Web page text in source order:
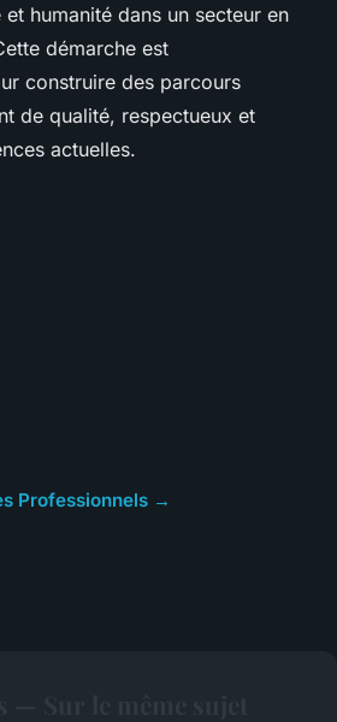
humanité dans un secteur en
démarche est
construire des parcours
de qualité, respectueux et
actuelles.
Professionnels →